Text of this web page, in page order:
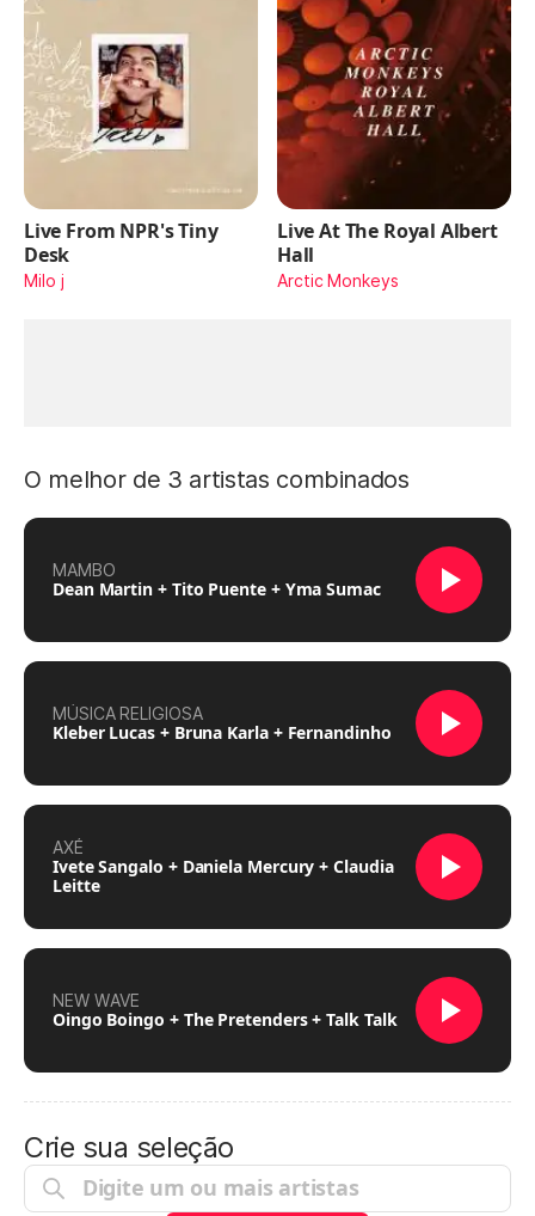
Live From NPR's Tiny
Desk
Milo j
Live At The Royal Albert
Hall
Arctic Monkeys
O melhor de 3 artistas combinados
MAMBO
Dean Martin + Tito Puente + Yma Sumac
MÚSICA RELIGIOSA
Kleber Lucas + Bruna Karla + Fernandinho
AXÉ
Ivete Sangalo + Daniela Mercury + Claudia
Leitte
NEW WAVE
Oingo Boingo + The Pretenders + Talk Talk
Crie sua seleção